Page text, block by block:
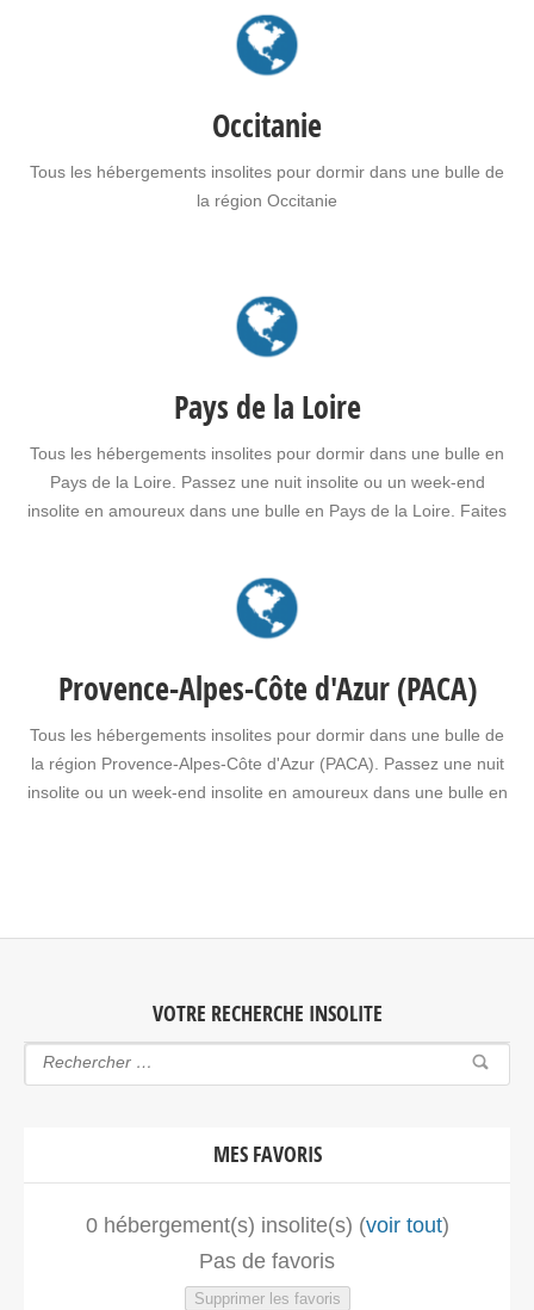
offrir un…
Occitanie
Tous les hébergements insolites pour dormir dans une bulle de
la région Occitanie
Pays de la Loire
Tous les hébergements insolites pour dormir dans une bulle en
Pays de la Loire. Passez une nuit insolite ou un week-end
insolite en amoureux dans une bulle en Pays de la Loire. Faites
Provence-Alpes-Côte d'Azur (PACA)
Tous les hébergements insolites pour dormir dans une bulle de
la région Provence-Alpes-Côte d'Azur (PACA). Passez une nuit
insolite ou un week-end insolite en amoureux dans une bulle en
VOTRE RECHERCHE INSOLITE
MES FAVORIS
0hébergement(s) insolite(s) (voir tout)
Pas de favoris
Supprimer les favoris